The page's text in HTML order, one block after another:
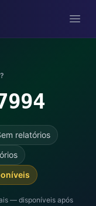
relatórios
— disponíveis após